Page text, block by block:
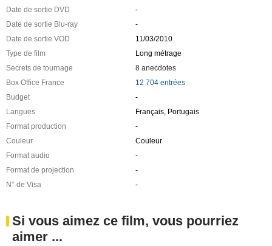
Date de sortie DVD
-
Date de sortie Blu-ray
-
Date de sortie VOD
11/03/2010
Type de film
Long métrage
Secrets de tournage
8 anecdotes
Box Office France
12 704 entrées
Budget
-
Langues
Français, Portugais
Format production
-
Couleur
Couleur
Format audio
-
Format de projection
-
N° de Visa
-
Si vous aimez ce film, vous pourriez
aimer ...